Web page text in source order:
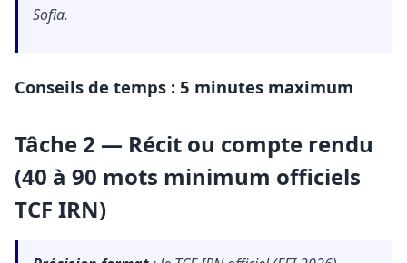
Sofia.
Conseils de temps : 5 minutes maximum
Tâche 2 — Récit ou compte rendu
(40 à 90 mots minimum officiels
TCF IRN)